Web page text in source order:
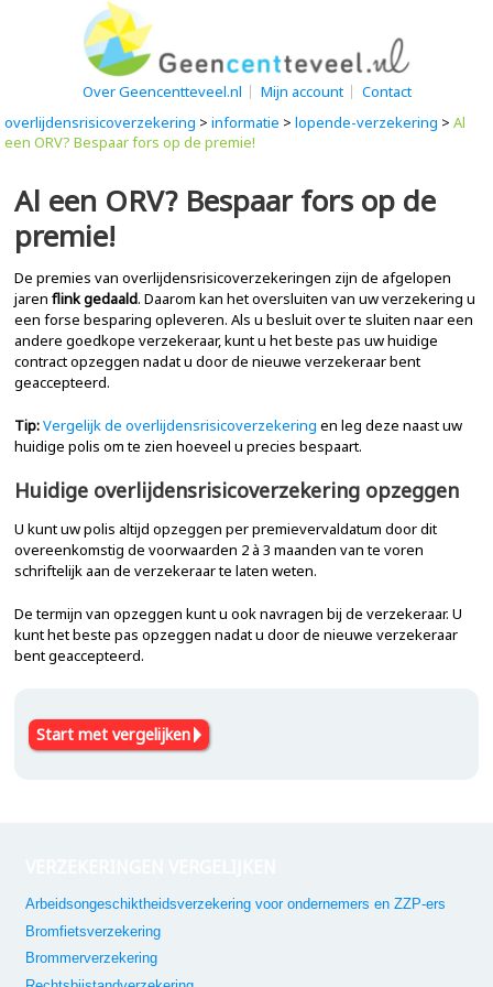
Over Geencentteveel.nl Mijn account
Contact
overlijdensrisicoverzekering >informatie >lopende-verzekering >Al
een ORV? Bespaar fors op de premie!
Al een ORV? Bespaar fors op de
premie!
De premies van overlijdensrisicoverzekeringen zijn de afgelopen
jaren flink gedaald. Daarom kan het oversluiten van uw verzekering u
een forse besparing opleveren. Als u besluit over te sluiten naar een
andere goedkope verzekeraar, kunt u het beste pas uw huidige
contract opzeggen nadat u door de nieuwe verzekeraar bent
geaccepteerd.
Tip:Vergelijk de overlijdensrisicoverzekering en leg deze naast uw
huidige polis om te zien hoeveel u precies bespaart.
Huidige overlijdensrisicoverzekering opzeggen
U kunt uw polis altijd opzeggen per premievervaldatum door dit
overeenkomstig de voorwaarden 2 à 3 maanden van te voren
schriftelijk aan de verzekeraar te laten weten.
De termijn van opzeggen kunt u ook navragen bij de verzekeraar. U
kunt het beste pas opzeggen nadat u door de nieuwe verzekeraar
bent geaccepteerd.
Start met vergelijken
Arbeidsongeschiktheidsverzekering voor ondernemers en ZZP-ers
Bromfietsverzekering
Brommerverzekering